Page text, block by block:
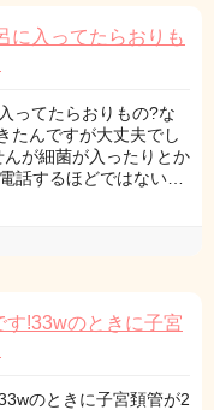
に入ってたらおりも
ってたらおりもの?な
たんですが大丈夫でし
が細菌が入ったりとか
話するほどではない…
!33wのときに子宮
のときに子宮頚管が2